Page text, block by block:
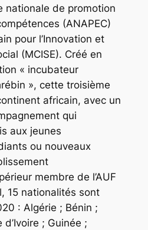
nationale de promotion
(ANAPEC)
pour l’Innovation et
(MCISE). Créé en
« incubateur
», cette troisième
africain, avec un
qui
aux jeunes
ou nouveaux
membre de l’AUF
15 nationalités sont
: Algérie ; Bénin ;
; Guinée ;